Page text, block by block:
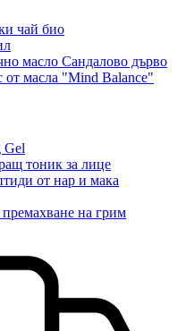
чай био
масло Сандалово дърво
масла "Mind Balance"
Gel
тоник за лице
от нар и мака
на грим